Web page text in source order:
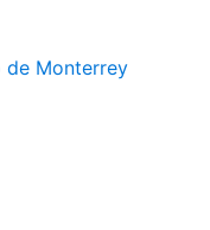
de Monterrey